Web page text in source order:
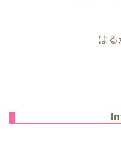
はる